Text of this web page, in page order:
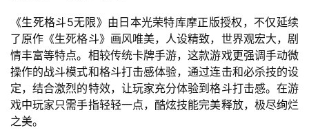
机
游
戏
休
闲
游
《生死格斗5无限》由日本光荣特库摩正版授权，不仅延续
了原作《生死格斗》画风唯美，人设精致，世界观宏大，剧
情丰富等特点。相较传统卡牌手游，这款游戏更强调手动微
操作的战斗模式和格斗打击感体验，通过连击和必杀技的设
定，结合激烈的特效，让玩家充分体验到格斗打击感。在游
戏中玩家只需手指轻轻一点，酷炫技能完美释放，极尽绚烂
之美。